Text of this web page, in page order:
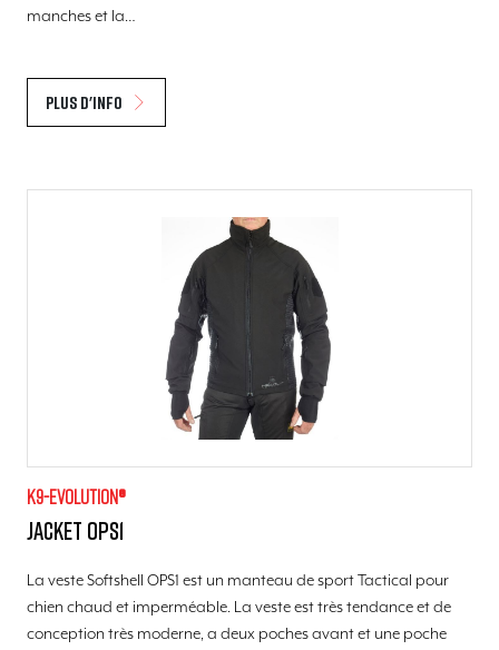
manches et la…
Plus d'info
K9-evolution®
Jacket OPS1
La veste Softshell OPS1 est un manteau de sport Tactical pour
chien chaud et imperméable. La veste est très tendance et de
conception très moderne, a deux poches avant et une poche